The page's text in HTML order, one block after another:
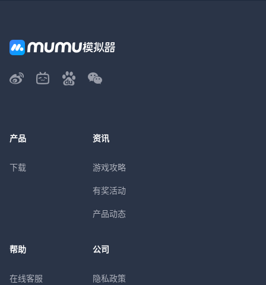
产品
下载
资讯
游戏攻略
有奖活动
产品动态
帮助
在线客服
公司
隐私政策